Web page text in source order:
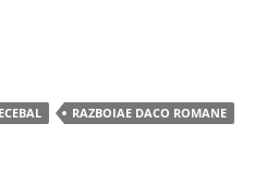
RAZBOIAE DACO ROMANE